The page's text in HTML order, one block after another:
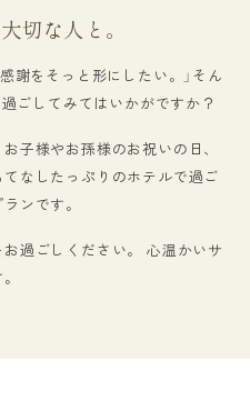
切な人と。
謝をそっと形にしたい。」そん
ごしてみてはいかがですか？
子様やお孫様のお祝いの日、
なしたっぷりのホテルで過ご
ンです。
過ごしください。 心温かいサ